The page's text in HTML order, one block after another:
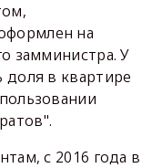
на
замминистра. У
доля в квартире
с 2016 года в